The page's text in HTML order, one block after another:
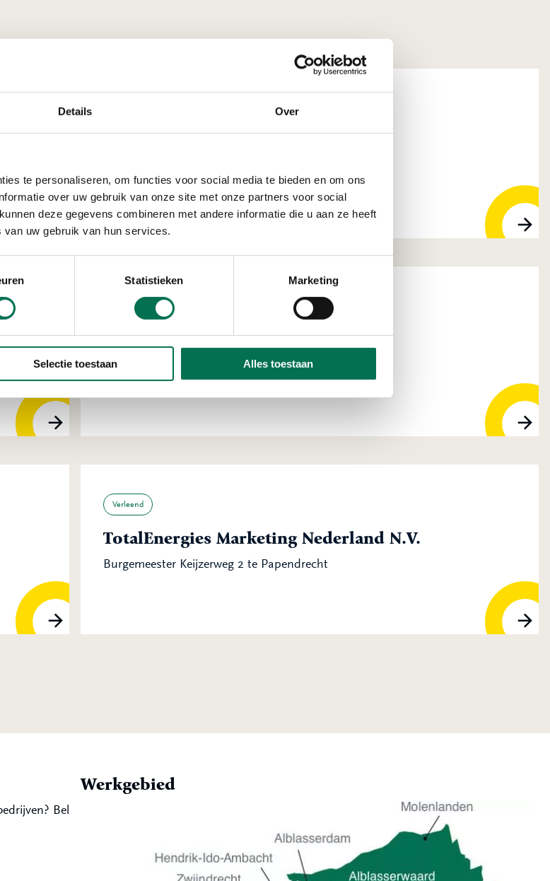
Details Over
te personaliseren, om functies voor social media te bieden en om ons
over uw gebruik van onze site met onze partners voor social
deze gegevens combineren met andere informatie die u aan ze heeft
uw gebruik van hun services.
Statistieken Marketing
Selectie toestaan Alles toestaan
Verleend
Pon Power B.V.
Noordweg 8, 3336 LH Zwijndrecht
Verleend
TotalEnergies Marketing Nederland N.V.
Burgemeester Keijzerweg 2 te Papendrecht
Bel
Werkgebied